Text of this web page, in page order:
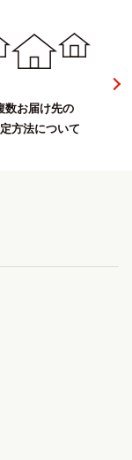
数お届け先の
方法について